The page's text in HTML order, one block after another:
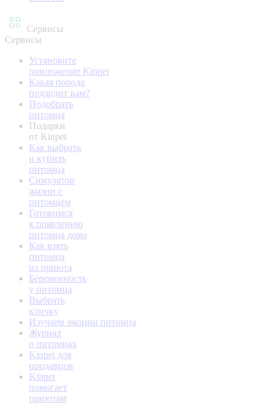
Сервисы
Сервисы
Установите
приложение Kinpet
Какая порода
подходит вам?
Подобрать
питомца
Подарки
от Kinpet
Как выбрать
и купить
питомца
Симулятор
жизни с
питомцем
Готовимся
к появлению
питомца дома
Как взять
питомца
из приюта
Беременность
у питомца
Выбрать
кличку
Изучаем эмоции питомца
Журнал
о питомцах
Kinpet для
продавцов
Kinpet
помогает
приютам